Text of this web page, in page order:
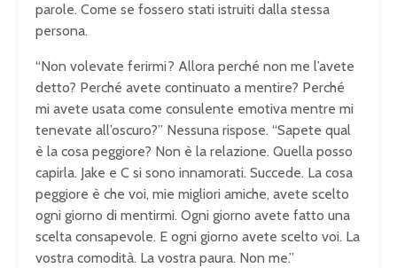
parole. Come se fossero stati istruiti dalla stessa
persona.
“Non volevate ferirmi? Allora perché non me l’avete
detto? Perché avete continuato a mentire? Perché
mi avete usata come consulente emotiva mentre mi
tenevate all’oscuro?” Nessuna rispose. “Sapete qual
è la cosa peggiore? Non è la relazione. Quella posso
capirla. Jake e C si sono innamorati. Succede. La cosa
peggiore è che voi, mie migliori amiche, avete scelto
ogni giorno di mentirmi. Ogni giorno avete fatto una
scelta consapevole. E ogni giorno avete scelto voi. La
vostra comodità. La vostra paura. Non me.”